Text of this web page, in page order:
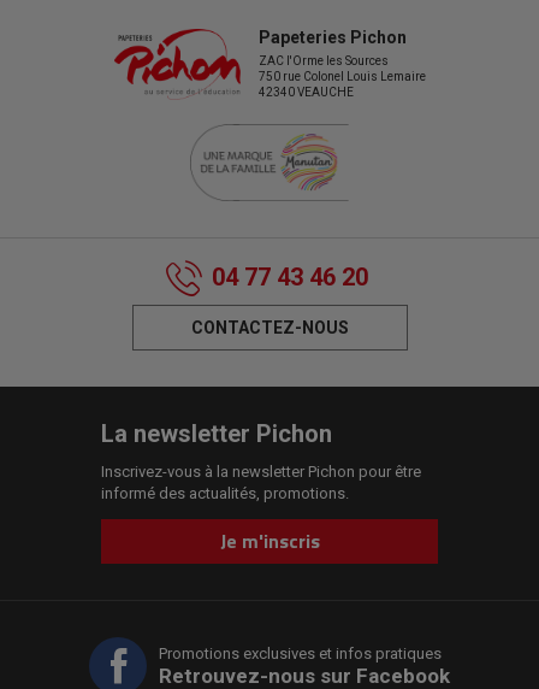
Papeteries Pichon
ZAC l'Orme les Sources
750 rue Colonel Louis Lemaire
42340 VEAUCHE
04 77 43 46 20
CONTACTEZ-NOUS
La newsletter Pichon
Inscrivez-vous à la newsletter Pichon pour être
informé des actualités, promotions.
Je m'inscris
Promotions exclusives et infos pratiques
Retrouvez-nous sur Facebook